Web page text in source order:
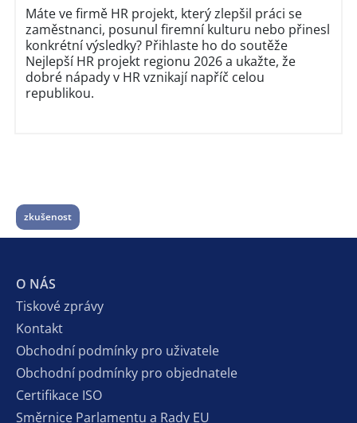
Máte ve firmě HR projekt, který zlepšil práci se
zaměstnanci, posunul firemní kulturu nebo přinesl
konkrétní výsledky? Přihlaste ho do soutěže
Nejlepší HR projekt regionu 2026 a ukažte, že
dobré nápady v HR vznikají napříč celou
republikou.
zkušenost
O NÁS
Tiskové zprávy
Kontakt
Obchodní podmínky pro uživatele
Obchodní podmínky pro objednatele
Certifikace ISO
Směrnice Parlamentu a Rady EU